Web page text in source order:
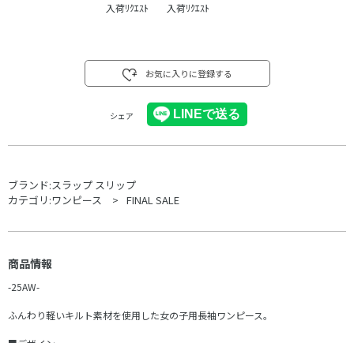
入荷ﾘｸｴｽﾄ 入荷ﾘｸｴｽﾄ
お気に入りに登録する
シェア
ブランド:スラップ スリップ
カテゴリ:ワンピース FINAL SALE
商品情報
-25AW-
ふんわり軽いキルト素材を使用した女の子用長袖ワンピース。